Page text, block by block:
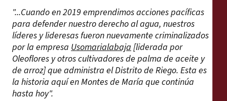
"...Cuando en 2019 emprendimos acciones pacíficas
para defender nuestro derecho al agua, nuestros
líderes y lideresas fueron nuevamente criminalizados
por la empresa Usomarialabaja[liderada por
Oleoflores y otros cultivadores de palma de aceite y
de arroz] que administra el Distrito de Riego. Esta es
la historia aquí en Montes de María que continúa
hasta hoy".